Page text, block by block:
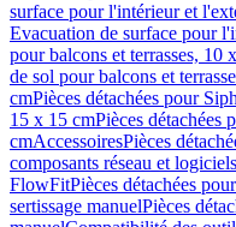
surface pour l'intérieur et
Evacuation de surface pour
pour balcons et terrasses, 10
de sol pour balcons et
cmPièces détachées pour
15 x 15 cmPièces détachées
cmAccessoiresPièces
composants réseau et logiciels
FlowFitPièces détachées
sertissage manuelPièces